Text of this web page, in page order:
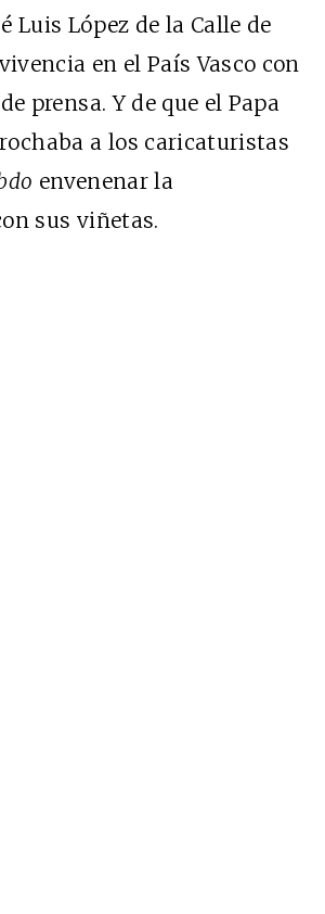
Luis López de la Calle de
en el País Vasco con
prensa. Y de que el Papa
a los caricaturistas
envenenar la
sus viñetas.